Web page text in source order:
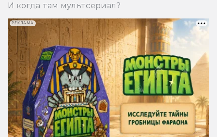
И когда там мультсериал?
РЕКЛАМА